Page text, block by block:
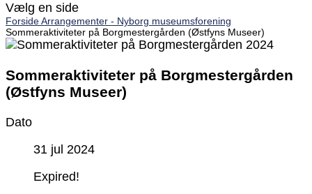
Vælg en side
ForsideArrangementer - Nyborg museumsforening
Sommeraktiviteter på Borgmestergården (Østfyns Museer)
Sommeraktiviteter på Borgmestergården
(Østfyns Museer)
Dato
31 jul 2024
Expired!